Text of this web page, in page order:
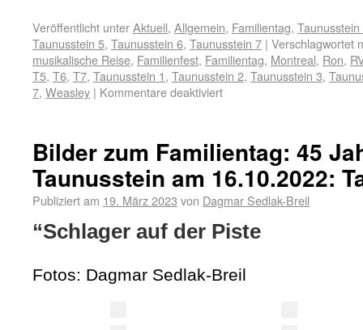
Veröffentlicht unterAktuell, Allgemein, Familientag, Taunusstein
Taunusstein 5, Taunusstein 6, Taunusstein 7 | Verschlagwortet
musikalische Reise, Familienfest, Familientag, Montreal, Ron,
T5, T6, T7, Taunusstein 1, Taunusstein 2, Taunusstein 3,
7, Weasley | Kommentare deaktiviert
Bilder zum Familientag: 45
Taunusstein am 16.10.2022:
Publiziert am 19. März 2023 von Dagmar Sedlak-Breil
“Schlager auf der Piste
Fotos: Dagmar Sedlak-Breil